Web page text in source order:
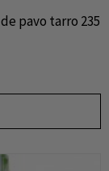
pavo tarro 235